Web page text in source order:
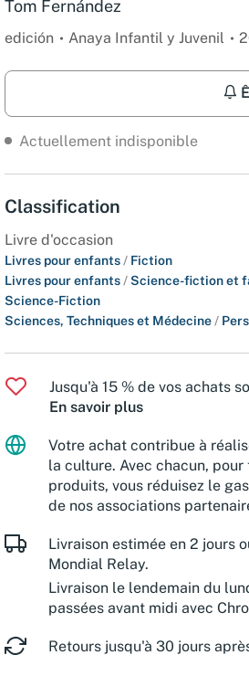
Tom Fernández
edición Anaya Infantil y Juvenil
Actuellement indisponible
Classification
Livre d'occasion
Livres pour enfants / Fiction
Livres pour enfants /Science-fiction et
Science-Fiction
Sciences, Techniques et Médecine /
Jusqu'à 15 % de vos achats
En savoir plus
Votre achat contribue à
la culture. Avec chacun,
produits, vous réduisez le
de nos associations
Livraison estimée en 2 jours
Mondial Relay.
Livraison le lendemain du
passées avant midi avec
Retours jusqu'à 30 jours